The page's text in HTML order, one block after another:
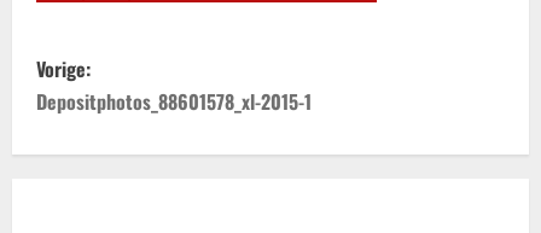
B
e
r
Vorige:
Depositphotos_88601578_xl-2015-1
juni 11, 2025
Hoe creëer jij dé perfecte